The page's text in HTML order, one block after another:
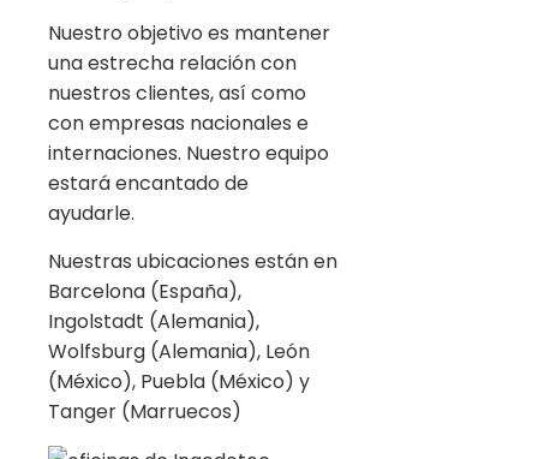
Nuestro objetivo es mantener
una estrecha relación con
nuestros clientes, así como
con empresas nacionales e
internaciones. Nuestro equipo
estará encantado de
ayudarle.
Nuestras ubicaciones están en
Barcelona (España),
Ingolstadt (Alemania),
Wolfsburg (Alemania), León
(México), Puebla (México) y
Tanger (Marruecos)